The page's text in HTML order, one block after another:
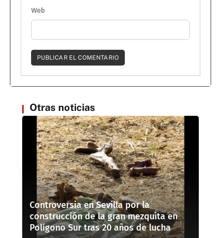
Web
Otras noticias
Controversia en Sevilla por la
construcción de la gran mezquita en
Polígono Sur tras 20 años de lucha